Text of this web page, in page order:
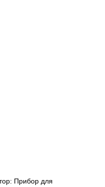
Прибор для